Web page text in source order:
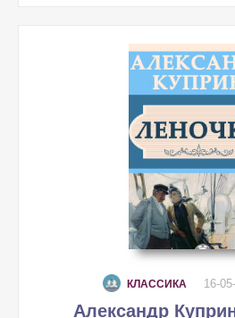
КЛАССИКА 16-
Александр